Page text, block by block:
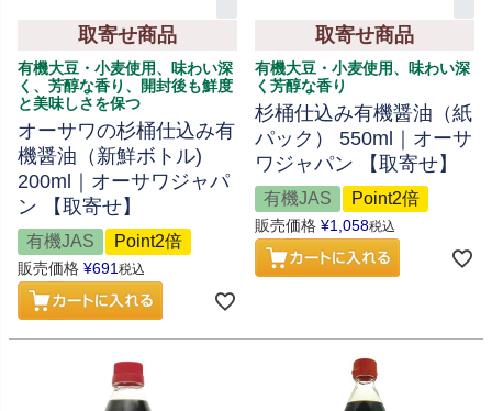
取寄せ商品
有機大豆・小麦使用、味わい深
く、芳醇な香り、開封後も鮮度
と美味しさを保つ
オーサワの杉桶仕込み有
機醤油（新鮮ボトル)
200ml｜オーサワジャパ
ン 【取寄せ】
有機JAS Point2倍
販売価格 ¥691税込
取寄せ商品
有機大豆・小麦使用、味わい深
く芳醇な香り
杉桶仕込み有機醤油（紙
パック） 550ml｜オーサ
ワジャパン 【取寄せ】
有機JAS Point2倍
販売価格 ¥1,058税込